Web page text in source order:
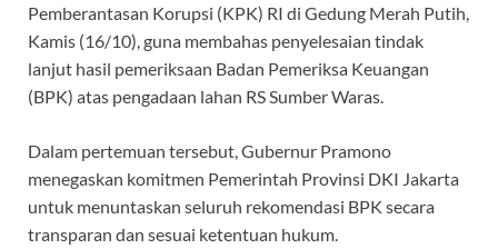
Pemberantasan Korupsi (KPK) RI di Gedung Merah Putih,
Kamis (16/10), guna membahas penyelesaian tindak
lanjut hasil pemeriksaan Badan Pemeriksa Keuangan
(BPK) atas pengadaan lahan RS Sumber Waras.
Dalam pertemuan tersebut, Gubernur Pramono
menegaskan komitmen Pemerintah Provinsi DKI Jakarta
untuk menuntaskan seluruh rekomendasi BPK secara
transparan dan sesuai ketentuan hukum.